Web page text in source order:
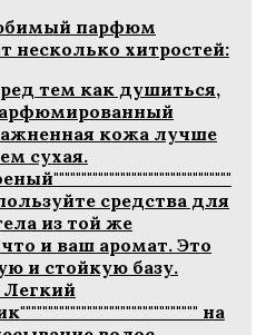
парфюм
несколько хитростей:
тем как душиться,
кожа лучше
сухая.
средства для
из той же
и ваш аромат. Это
и стойкую базу.
Легкий
на